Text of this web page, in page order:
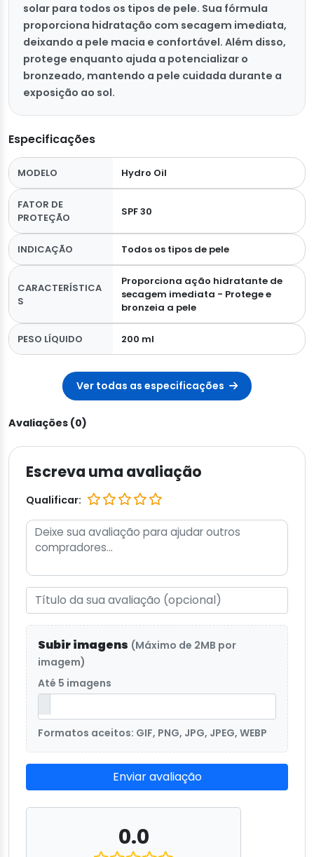
solar para todos os tipos de pele. Sua fórmula
proporciona hidratação com secagem imediata,
deixando a pele macia e confortável. Além disso,
protege enquanto ajuda a potencializar o
bronzeado, mantendo a pele cuidada durante a
exposição ao sol.
Especificações
MODELO Hydro Oil
FATOR DE
PROTEÇÃO
SPF 30
INDICAÇÃO Todos os tipos de pele
CARACTERÍSTICA
S
Proporciona ação hidratante de
secagem imediata - Protege e
bronzeia a pele
PESO LÍQUIDO 200 ml
Ver todas as especificações
Avaliações (0)
Escreva uma avaliação
Qualificar:
Subir imagens (Máximo de 2MB por
imagem)
Até 5 imagens
Formatos aceitos: GIF, PNG, JPG, JPEG, WEBP
Enviar avaliação
0.0